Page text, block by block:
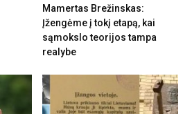
Mamertas Brežinskas:
Įžengėme į tokį etapą, kai
sąmokslo teorijos tampa
realybe